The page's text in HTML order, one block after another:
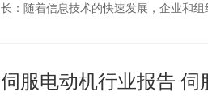
长：随着信息技术的快速发展，企业和组
伺服电动机行业报告